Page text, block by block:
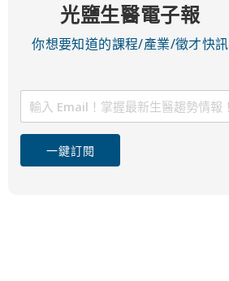
光鹽生醫電子報
你想要知道的課程/產業/徵才快訊
一鍵訂閱